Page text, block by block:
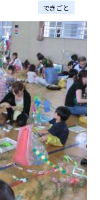
できごと